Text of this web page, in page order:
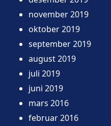
november 2019
oktober 2019
september 2019
august 2019
juli 2019
juni 2019
mars 2016
februar 2016